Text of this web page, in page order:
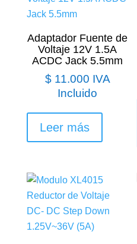
Adaptador Fuente de
Voltaje 12V 1.5A
ACDC Jack 5.5mm
$11.000 IVA
Incluido
Leer más